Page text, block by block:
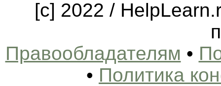
[c] 2022 /
Правообладателям •
• Политика